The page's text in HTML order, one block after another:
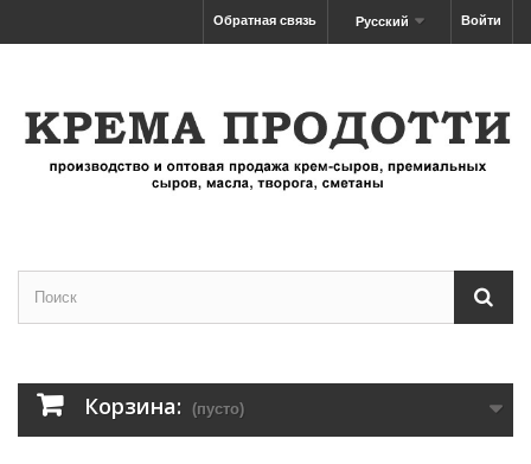
Войти
Русский
Обратная связь
Корзина: (пусто)